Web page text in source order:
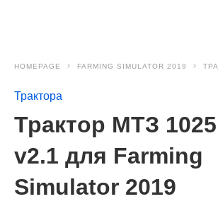
HOMEPAGE FARMING SIMULATOR 2019
Трактора
Трактор МТЗ
v2.1 для Farming
Simulator 2019